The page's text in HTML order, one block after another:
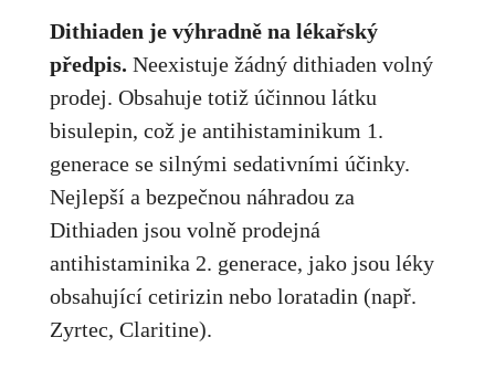
Dithiaden je výhradně na lékařský
předpis. Neexistuje žádný dithiaden volný
prodej. Obsahuje totiž účinnou látku
bisulepin, což je antihistaminikum 1.
generace se silnými sedativními účinky.
Nejlepší a bezpečnou náhradou za
Dithiaden jsou volně prodejná
antihistaminika 2. generace, jako jsou léky
obsahující cetirizin nebo loratadin (např.
Zyrtec, Claritine).